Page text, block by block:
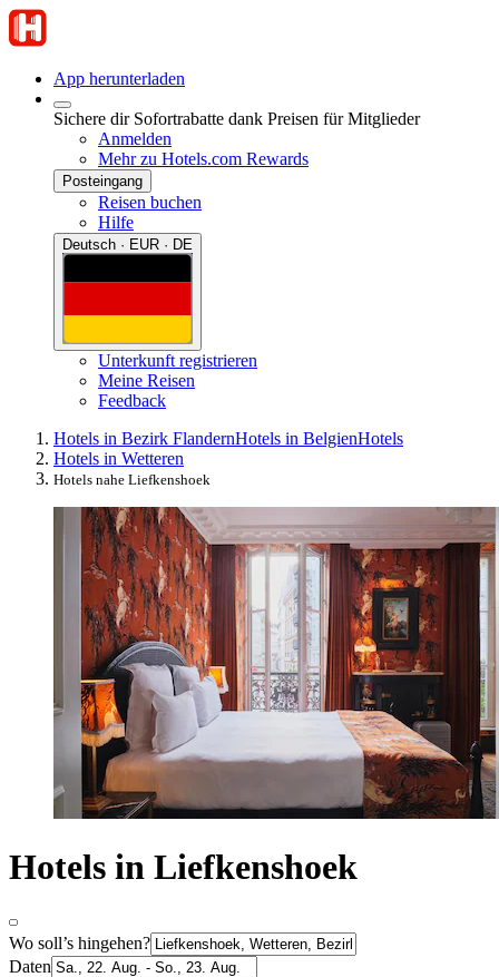
App herunterladen
Sichere dir Sofortrabatte dank Preisen für Mitglieder
Anmelden
Mehr zu Hotels.com Rewards
Posteingang
Reisen buchen
Hilfe
Deutsch · EUR · DE
Unterkunft registrieren
Meine Reisen
Feedback
Hotels in Bezirk FlandernHotels in BelgienHotels
Hotels in Wetteren
Hotels nahe Liefkenshoek
Hotels in Liefkenshoek
Wo soll’s hingehen?
Daten